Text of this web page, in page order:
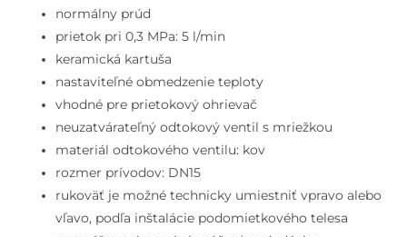
omietku,
otvorová
inštalácia,
matná
biela
normálny prúd
prietok pri 0,3 MPa: 5 l/min
keramická kartuša
nastaviteľné obmedzenie teploty
vhodné pre prietokový ohrievač
neuzatvárateľný odtokový ventil s mriežkou
materiál odtokového ventilu: kov
rozmer prívodov: DN15
rukoväť je možné technicky umiestniť vpravo alebo
vľavo, podľa inštalácie podomietkového telesa